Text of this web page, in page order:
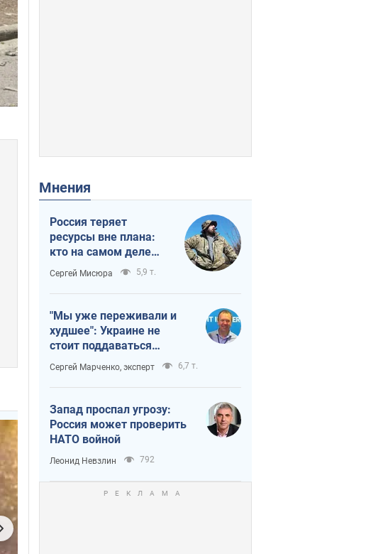
Мнения
Россия теряет
ресурсы вне плана:
кто на самом деле
диктует темп войны
Сергей Мисюра 5,9 т.
"Мы уже переживали и
худшее": Украине не
стоит поддаваться
отчаянию из-за
ракетного террора
Сергей Марченко, эксперт 6,7 т.
Запад проспал угрозу:
Россия может проверить
НАТО войной
Леонид Невзлин 792